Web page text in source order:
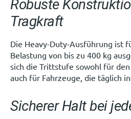
Robuste
Tragkraft
Die Heavy-Duty-Ausführung ist
Belastung von bis zu 400 kg
sich die Trittstufe sowohl für
auch für Fahrzeuge, die täglich
Sicherer Halt bei